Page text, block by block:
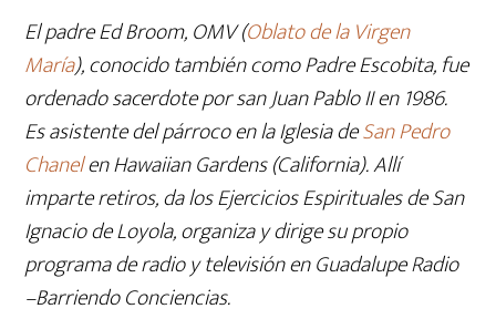
El padre Ed Broom, OMV (Oblato de la Virgen
María), conocido también como Padre Escobita, fue
ordenado sacerdote por san Juan Pablo II en 1986.
Es asistente del párroco en la Iglesia deSan Pedro
Chanelen Hawaiian Gardens (California). Allí
imparte retiros, da los Ejercicios Espirituales de San
Ignacio de Loyola, organiza y dirige su propio
programa de radio y televisión en Guadalupe Radio
–Barriendo Conciencias.